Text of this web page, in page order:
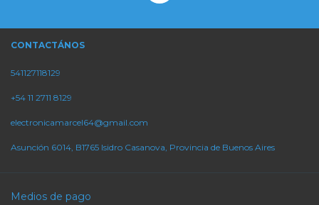
CONTACTÁNOS
541127118129
+54 11 2711 8129
electronicamarcel64@gmail.com
Asunción 6014, B1765 Isidro Casanova, Provincia de Buenos Aires
Medios de pago